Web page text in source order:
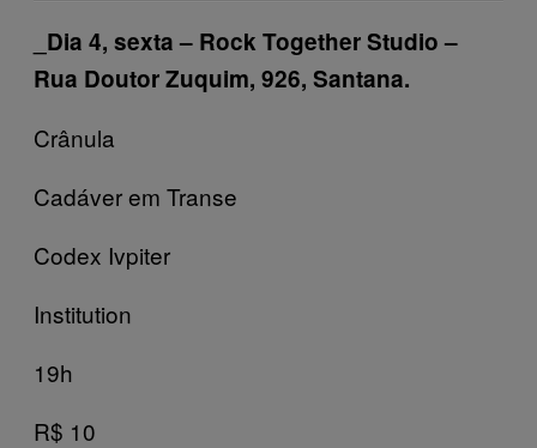
_Dia 4, sexta – Rock Together Studio –
Rua Doutor Zuquim, 926, Santana.
Crânula
Cadáver em Transe
Codex Ivpiter
Institution
19h
R$ 10